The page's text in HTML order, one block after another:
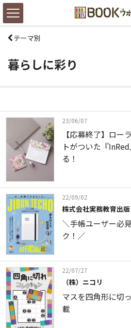
テーマ別
暮らしに彩り
23/06/07
【応募終了】ロー
トがついた『
る！
22/09/02
株式会社実務教育出版
＼手帳ユーザー必
ク！／
22/07/27
（株）ニコリ
マスを四角形に切
載